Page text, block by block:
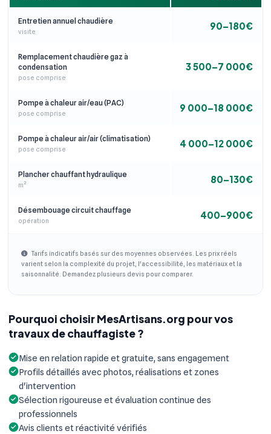
Entretien annuel chaudière
visite 90–180€
Remplacement chaudière gaz à
condensation
pose comprise
3 500–7 000€
Pompe à chaleur air/eau (PAC)
pose comprise 9 000–18 000€
Pompe à chaleur air/air (climatisation)
pose comprise 4 000–12 000€
Plancher chauffant hydraulique
m² 80–130€
Désembouage circuit chauffage
opération 400–900€
Tarifs indicatifs basés sur des moyennes observées. Les prix réels
varient selon la complexité du projet, l'accessibilité, les matériaux et la
saisonnalité. Demandez plusieurs devis pour comparer.
Pourquoi choisir MesArtisans.org pour vos
travaux de chauffagiste ?
Mise en relation rapide et gratuite, sans engagement
Profils détaillés avec photos, réalisations et zones
d'intervention
Sélection rigoureuse et évaluation continue des
professionnels
Avis clients et réactivité vérifiés